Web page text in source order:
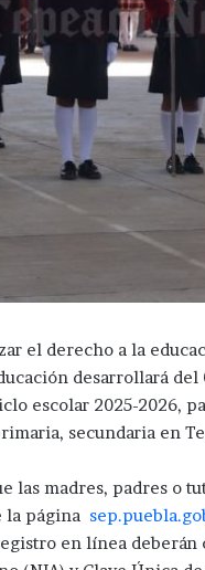
el derecho a la
desarrollará
escolar 2025-2026,
secundaria en
las madres, padres o
la página
en línea